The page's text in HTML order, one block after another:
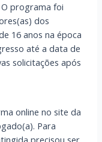
programa foi
dos
16 anos na época
até a data de
solicitações após
online no site da
Para